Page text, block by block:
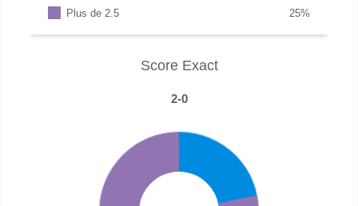
Plus de 2.5
%
25
Score Exact
2-0